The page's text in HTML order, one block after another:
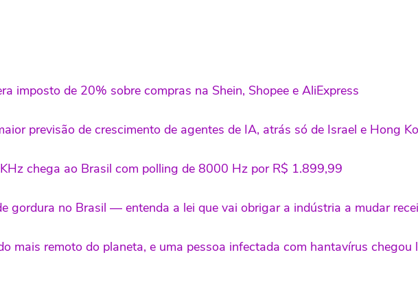
imposto de 20% sobre compras na Shein, Shopee e AliExpress
previsão de crescimento de agentes de IA, atrás só de Israel e Hong
chega ao Brasil com polling de 8000 Hz por R$ 1.899,99
gordura no Brasil — entenda a lei que vai obrigar a indústria a mudar
mais remoto do planeta, e uma pessoa infectada com hantavírus chegou